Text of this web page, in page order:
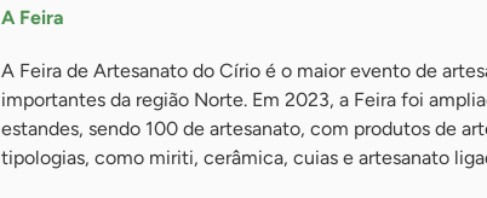
A Feira
A Feira de Artesanato do Círio é o maior evento de
importantes da região Norte. Em 2023, a Feira foi
estandes, sendo 100 de artesanato, com produtos de
tipologias, como miriti, cerâmica, cuias e artesanato